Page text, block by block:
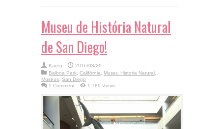
Museu de História Natural
de San Diego!
Karen
2016/03/29
Balboa Park Califórnia Museu Historia Natural
Museus San Diego
1 Comment
1,789 Views